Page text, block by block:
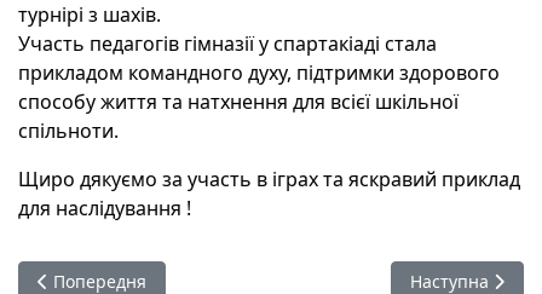
турнірі з шахів.
Участь педагогів гімназії у спартакіаді стала
прикладом командного духу, підтримки здорового
способу життя та натхнення для всієї шкільної
спільноти.
Щиро дякуємо за участь в іграх та яскравий приклад
для наслідування !
Попередня стаття: Всеукраїнський радіодиктант
Попередня Наступна
Наступна